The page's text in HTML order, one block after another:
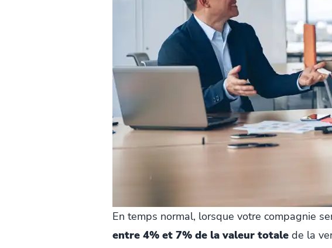
En temps normal, lorsque votre compagnie
entre 4% et 7% de la valeur totale de la